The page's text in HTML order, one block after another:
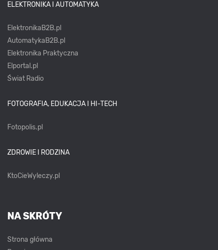
ELEKTRONIKA I AUTOMATYKA
ElektronikaB2B.pl
AutomatykaB2B.pl
Elektronika Praktyczna
Elportal.pl
Świat Radio
FOTOGRAFIA, EDUKACJA I HI-TECH
Fotopolis.pl
ZDROWIE I RODZINA
KtoCieWyleczy.pl
NA SKRÓTY
Strona główna